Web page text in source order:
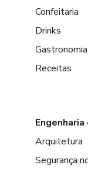
Confeitaria
Drinks
Gastronomia
Receitas
Arquitetura
Segurança